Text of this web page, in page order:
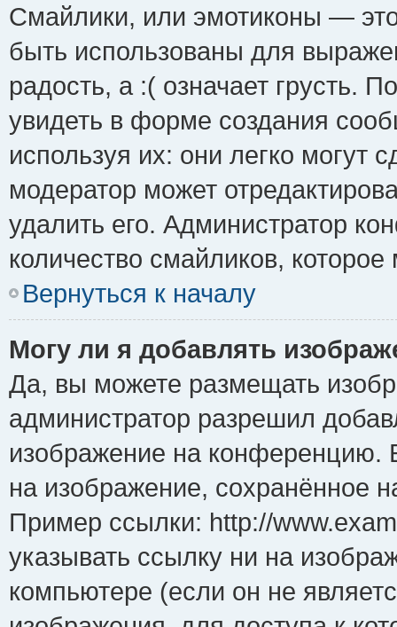
Смайлики, или эмотиконы —
быть использованы для
радость, а :( означает грусть.
увидеть в форме создания
используя их: они легко могут
модератор может
удалить его. Администратор
количество смайликов,
Вернуться к началу
Могу ли я добавлять
Да, вы можете размещать
администратор разрешил
изображение на конференцию.
на изображение, сохранённое
Пример ссылки: http://
указывать ссылку ни на
компьютере (если он не